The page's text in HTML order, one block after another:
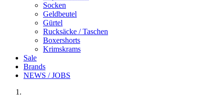
Socken
Geldbeutel
Gürtel
Rucksäcke / Taschen
Boxershorts
Krimskrams
Sale
Brands
NEWS / JOBS